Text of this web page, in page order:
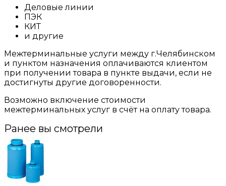
Деловые линии
ПЭК
КИТ
и другие
Межтерминальные услуги между г.Челябинском
и пунктом назначения оплачиваются клиентом
при получении товара в пункте выдачи, если не
достигнуты другие договоренности.
Возможно включение стоимости
межтерминальных услуг в счёт на оплату товара.
Ранее вы смотрели